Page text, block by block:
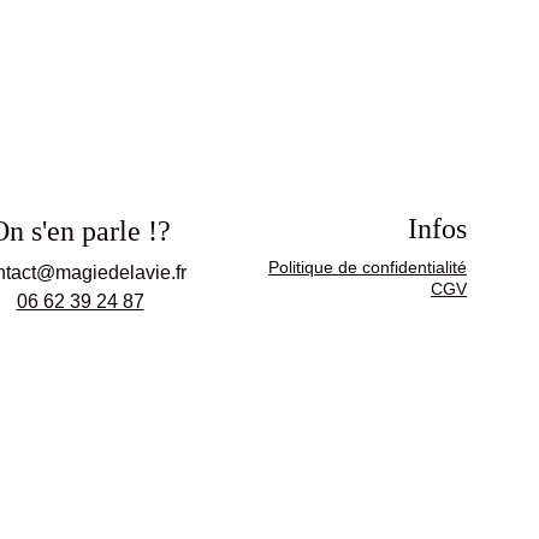
Infos
Politique de confidentialité
CGV
s'en parle !?
06 62 39 24 87